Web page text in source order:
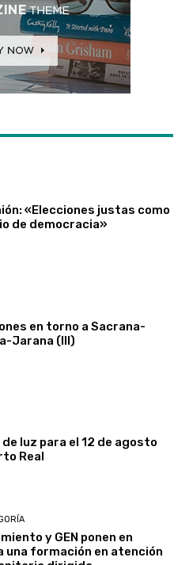
«Elecciones justas como
de democracia»
en torno a Sacrana-
Jarana (III)
luz para el 12 de agosto
Real
y GEN ponen en
una formación en atención